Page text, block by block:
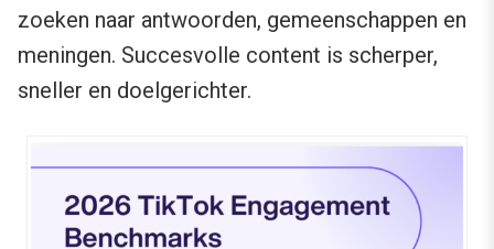
zoeken naar antwoorden, gemeenschappen en
meningen. Succesvolle content is scherper,
sneller en doelgerichter.